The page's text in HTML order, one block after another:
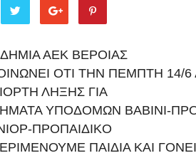
ΑΕΚ ΒΕΡΟΙΑΣ
ΟΤΙ ΤΗΝ ΠΕΜΠΤΗ 14/6
ΛΗΞΗΣ ΓΙΑ
YΠOΔOMΩN BABINI-
ΠPOΠAIΔIKO
ΠAIΔIA KAI